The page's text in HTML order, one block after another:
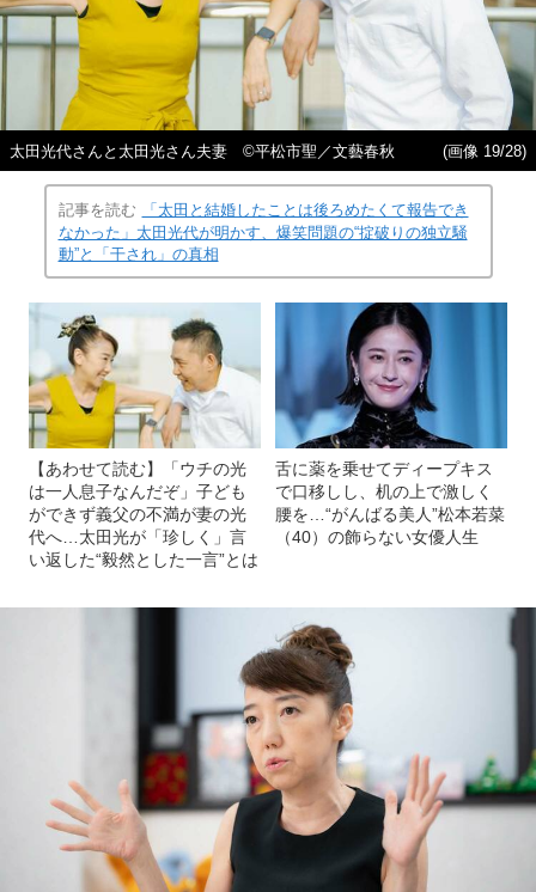
太田光代さんと太田光さん夫妻 ©平松市聖／文藝春秋 (画像 19/28)
記事を読む
「太田と結婚したことは後ろめたくて報告でき
なかった」太田光代が明かす、爆笑問題の“掟破りの独立騒
動”と「干され」の真相
【あわせて読む】「ウチの光
は一人息子なんだぞ」子ども
ができず義父の不満が妻の光
代へ…太田光が「珍しく」言
い返した“毅然とした一言”とは
舌に薬を乗せてディープキス
で口移しし、机の上で激しく
腰を…“がんばる美人”松本若菜
（40）の飾らない女優人生